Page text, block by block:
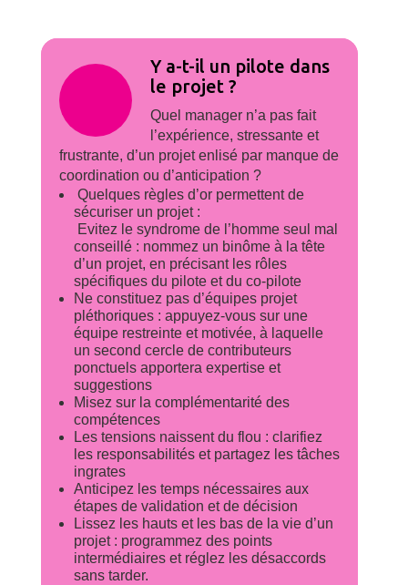
Y a-t-il un pilote dans
le projet ?
Quel manager n’a pas fait
l’expérience, stressante et
frustrante, d’un projet enlisé par manque de
coordination ou d’anticipation ?
Quelques règles d’or permettent de
sécuriser un projet :
 Evitez le syndrome de l’homme seul mal
conseillé : nommez un binôme à la tête
d’un projet, en précisant les rôles
spécifiques du pilote et du co-pilote
Ne constituez pas d’équipes projet
pléthoriques : appuyez-vous sur une
équipe restreinte et motivée, à laquelle
un second cercle de contributeurs
ponctuels apportera expertise et
suggestions 
Misez sur la complémentarité des
compétences
Les tensions naissent du flou : clarifiez
les responsabilités et partagez les tâches
ingrates 
Anticipez les temps nécessaires aux
étapes de validation et de décision
Lissez les hauts et les bas de la vie d’un
projet : programmez des points
intermédiaires et réglez les désaccords
sans tarder.